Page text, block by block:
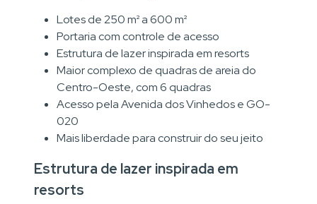
Lotes de 250 m² a 600 m²
Portaria com controle de acesso
Estrutura de lazer inspirada em resorts
Maior complexo de quadras de areia do
Centro-Oeste, com 6 quadras
Acesso pela Avenida dos Vinhedos e GO-
020
Mais liberdade para construir do seu jeito
Estrutura de lazer inspirada em
resorts